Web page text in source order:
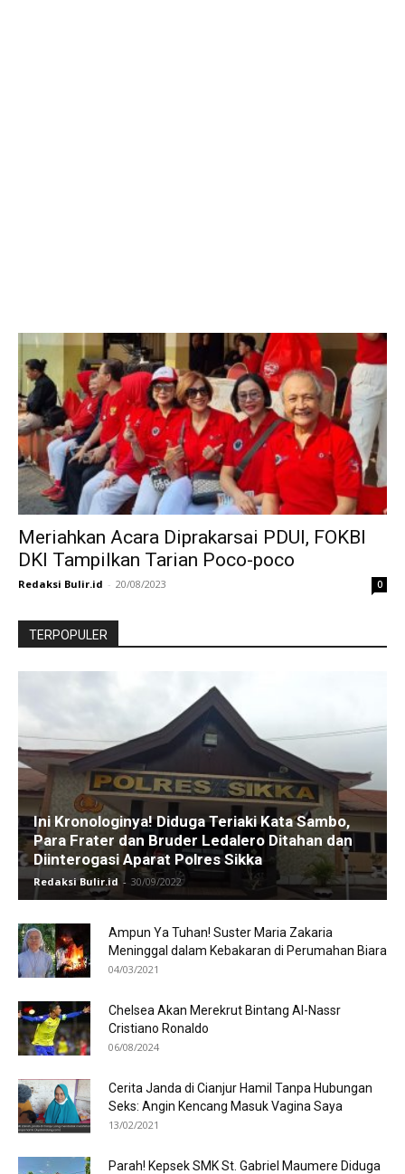
Meriahkan Acara Diprakarsai PDUI, FOKBI
DKI Tampilkan Tarian Poco-poco
Redaksi Bulir.id - 20/08/2023 0
TERPOPULER
Ini Kronologinya! Diduga Teriaki Kata Sambo,
Para Frater dan Bruder Ledalero Ditahan dan
Diinterogasi Aparat Polres Sikka
Redaksi Bulir.id - 30/09/2022
Ampun Ya Tuhan! Suster Maria Zakaria
Meninggal dalam Kebakaran di Perumahan Biara
04/03/2021
Chelsea Akan Merekrut Bintang Al-Nassr
Cristiano Ronaldo
06/08/2024
Cerita Janda di Cianjur Hamil Tanpa Hubungan
Seks: Angin Kencang Masuk Vagina Saya
13/02/2021
Parah! Kepsek SMK St. Gabriel Maumere Diduga